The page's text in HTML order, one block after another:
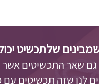
שלתכשיט
גם שאר התכשיטים
לנו שזה תכשיטים